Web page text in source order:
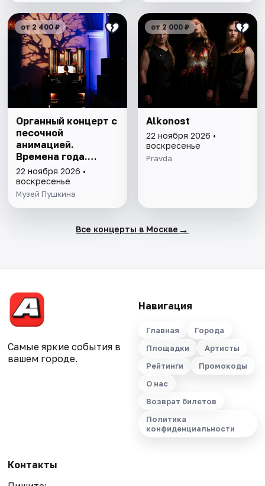
от 2 400 ₽
Органный концерт с
песочной
анимацией.
Времена года.
Метель
22 ноября 2026 •
воскресенье
Музей Пушкина
от 2 000 ₽
Alkonost
22 ноября 2026 •
воскресенье
Pravda
Все концерты в Москве →
Самые яркие события в
вашем городе.
Навигация
Главная
Города
Площадки
Артисты
Рейтинги
Промокоды
О нас
Возврат билетов
Политика
конфиденциальности
Контакты